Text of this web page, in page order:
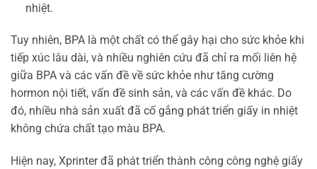
nhiệt.
Tuy nhiên, BPA là một chất có thể gây hại cho sức khỏe khi
tiếp xúc lâu dài, và nhiều nghiên cứu đã chỉ ra mối liên hệ
giữa BPA và các vấn đề về sức khỏe như tăng cường
hormon nội tiết, vấn đề sinh sản, và các vấn đề khác. Do
đó, nhiều nhà sản xuất đã cố gắng phát triển giấy in nhiệt
không chứa chất tạo màu BPA.
Hiện nay, Xprinter đã phát triển thành công công nghệ giấy